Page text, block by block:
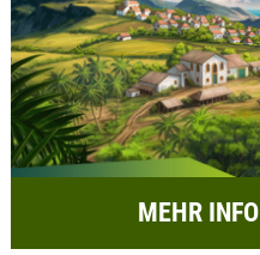
MEHR INFO